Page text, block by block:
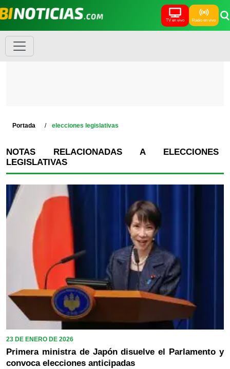
TV en vivo Radio en vivo
Portada elecciones legislativas
NOTAS RELACIONADAS A ELECCIONES
LEGISLATIVAS
23 DE ENERO DE 2026
Primera ministra de Japón disuelve el Parlamento y
convoca elecciones anticipadas